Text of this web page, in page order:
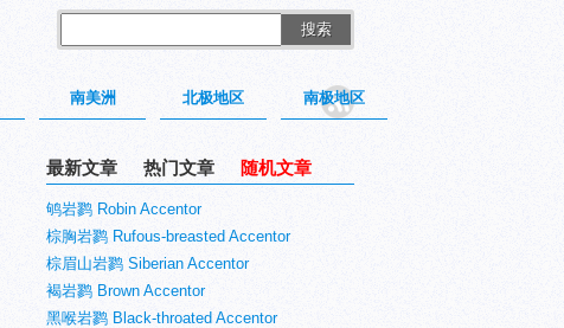
搜索
南美洲 北极地区 南极地区
最新文章 热门文章 随机文章
鸲岩鹨 Robin Accentor
棕胸岩鹨 Rufous-breasted Accentor
棕眉山岩鹨 Siberian Accentor
褐岩鹨 Brown Accentor
黑喉岩鹨 Black-throated Accentor